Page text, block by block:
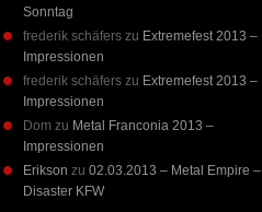
Sonntag
frederik schäfers zu Extremefest 2013 –
Impressionen
frederik schäfers zu Extremefest 2013 –
Impressionen
Dom zu Metal Franconia 2013 –
Impressionen
Erikson zu 02.03.2013 – Metal Empire –
Disaster KFW